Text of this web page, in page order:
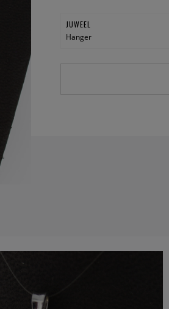
JUWEEL
Hanger